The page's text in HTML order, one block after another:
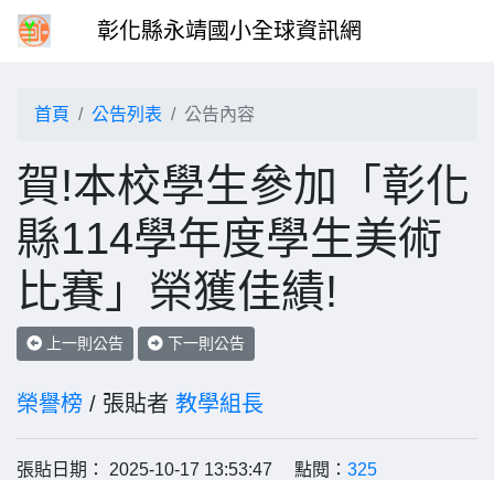
彰化縣永靖國小全球資訊網
首頁 公告列表 公告內容
賀!本校學生參加「彰化
縣114學年度學生美術
比賽」榮獲佳績!
上一則公告 下一則公告
榮譽榜 / 張貼者 教學組長
張貼日期： 2025-10-17 13:53:47 點閱： 325